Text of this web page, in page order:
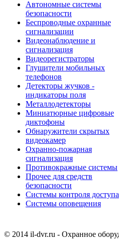
Автономные системы
безопасности
Беспроводные охранные
сигнализации
Видеонаблюдение и
сигнализация
Видеорегистраторы
Глушители мобильных
телефонов
Детекторы жучков -
индикаторы поля
Металлодетекторы
Миниатюрные цифровые
диктофоны
Обнаружители скрытых
видеокамер
Охранно-пожарная
сигнализация
Противокражные системы
Прочее для средств
безопасности
Системы контроля доступа
Системы оповещения
© 2014 il-dvr.ru - Охранное